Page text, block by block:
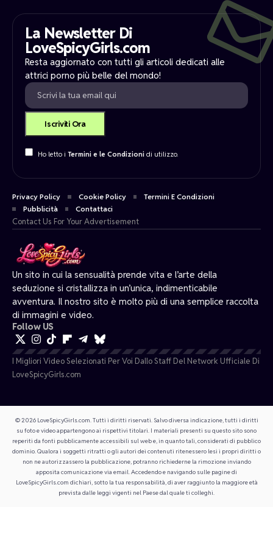
Un sito in cui la sensualità prende vita e l’arte della
seduzione si cristallizza in un’unica, indimenticabile
avventura. Il nostro sito è molto più di una semplice raccolta
di immagini e video.
Follow US
I Migliori Video Selezionati Per Voi Dallo Staff Del Network Ufficiale Di
LoveSpicyGirls.com
La Newsletter Di
LoveSpicyGirls.com
Resta aggiornato con tutti gli articoli dedicati alle
attrici porno più belle del mondo!
Ho letto i Termini e le Condizionidi utilizzo.
Privacy Policy Cookie Policy
Termini E Condizioni
Pubblicità
Contattaci
Contact Us For Your Advertisement
© 2026 LoveSpicyGirls.com. Tutti i diritti riservati. Salvo diversa indicazione, tutti i diritti
su foto e video appartengono ai rispettivi titolari. I materiali presenti su questo sito sono
reperiti da fonti pubblicamente accessibili sul web e, in quanto tali, considerati di pubblico
dominio. Qualora i soggetti ritratti o gli autori dei contenuti ritenessero lesi i propri diritti o
non ne autorizzassero la pubblicazione, potranno richiederne la rimozione inviando
apposita comunicazione via email. Accedendo e navigando sulle pagine di
LoveSpicyGirls.com dichiari, sotto la tua responsabilità, di aver raggiunto la maggiore età
prevista dalle leggi vigenti nel Paese dal quale ti colleghi.